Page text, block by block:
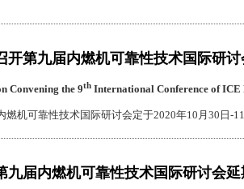
开第九届内燃机可靠性技术国际研
Convening the 9th International Conference of
燃机可靠性技术国际研讨会定于2020年10月30日-
九届内燃机可靠性技术国际研讨会